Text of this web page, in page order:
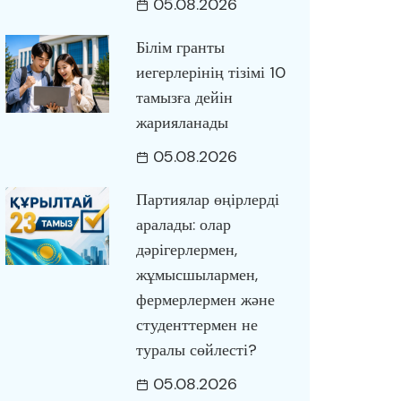
05.08.2026
Білім гранты
иегерлерінің тізімі 10
тамызға дейін
жарияланады
05.08.2026
Партиялар өңірлерді
аралады: олар
дәрігерлермен,
жұмысшылармен,
фермерлермен және
студенттермен не
туралы сөйлесті?
05.08.2026